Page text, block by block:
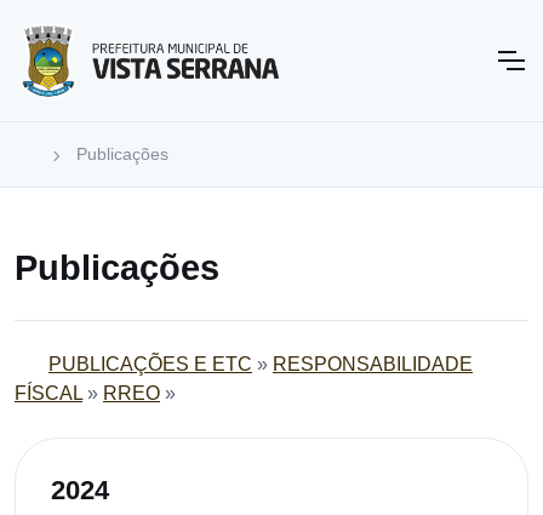
Publicações
Publicações
PUBLICAÇÕES E ETC » RESPONSABILIDADE
FÍSCAL » RREO »
2024